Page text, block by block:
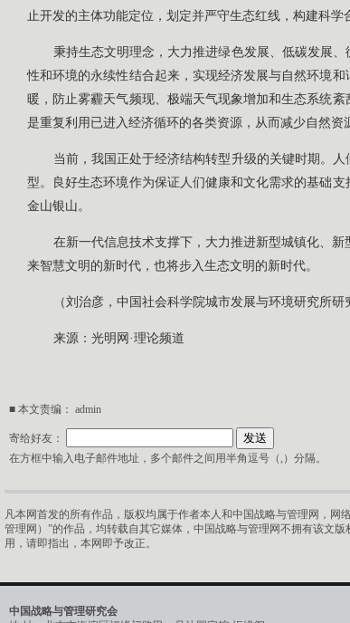
止开发的主体功能定位，划定并严守生态红线，构建科
秉持生态文明理念，大力推进绿色发展、低碳发展
性和环境的永续性结合起来，实现经济发展与自然环境
暖，防止雾霾天气频现、极端天气现象增加和生态系统
是重复利用已进入经济循环的各类资源，从而减少自然资
当前，我国正处于经济结构转型升级的关键时期。
型。良好生态环境作为保证人们健康和文化需求的基础
金山银山。
在新一代信息技术支撑下，大力推进新型城镇化、
来智慧文明的新时代，也将步入生态文明的新时代。
（刘治彦，中国社会科学院城市发展与环境研究所研
来源：光明网·理论频道
■ 本文责编： admin
寄给好友：
在方框中输入电子邮件地址，多个邮件之间用半角逗号（,）分隔。
凡本网首发的所有作品，版权均属于作者本人和中国战略与管理网，
管理网）”的作品，均转载自其它媒体，中国战略与管理网不拥有该文
用，请即指出，本网即予改正。
中国战略与管理研究会